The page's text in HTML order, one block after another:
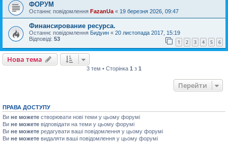
ФОРУМ
Останнє повідомлення FazanUa « 19 березня 2026, 09:47
Финансирование ресурса.
Останнє повідомлення Бидуин « 20 листопада 2017, 15:19
Відповіді: 53 1 2 3 4 5 6
Нова тема
Нова тема
3 тем • Сторінка 1 з 1
Перейти
ПРАВА ДОСТУПУ
Ви не можете створювати нові теми у цьому форумі
Ви не можете відповідати на теми у цьому форумі
Ви не можете редагувати ваші повідомлення у цьому форумі
Ви не можете видаляти ваші повідомлення у цьому форумі